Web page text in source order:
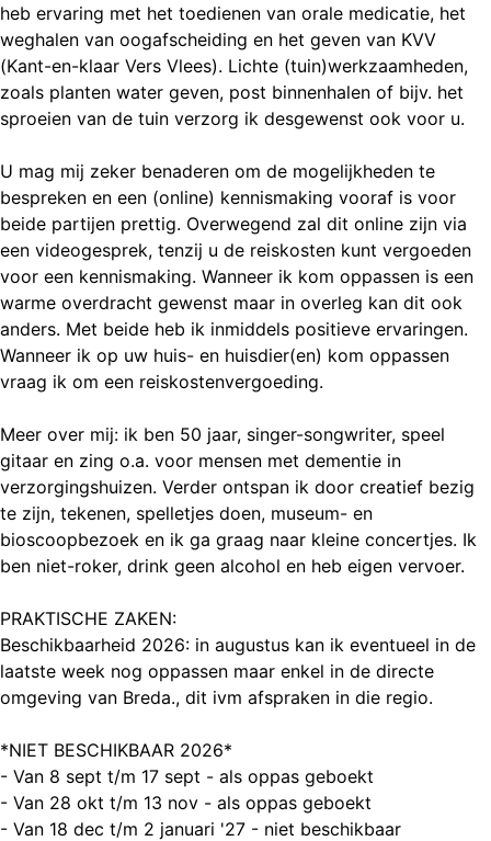
heb ervaring met het toedienen van orale medicatie, het
weghalen van oogafscheiding en het geven van KVV
(Kant-en-klaar Vers Vlees). Lichte (tuin)werkzaamheden,
zoals planten water geven, post binnenhalen of bijv. het
sproeien van de tuin verzorg ik desgewenst ook voor u.
U mag mij zeker benaderen om de mogelijkheden te
bespreken en een (online) kennismaking vooraf is voor
beide partijen prettig. Overwegend zal dit online zijn via
een videogesprek, tenzij u de reiskosten kunt vergoeden
voor een kennismaking. Wanneer ik kom oppassen is een
warme overdracht gewenst maar in overleg kan dit ook
anders. Met beide heb ik inmiddels positieve ervaringen.
Wanneer ik op uw huis- en huisdier(en) kom oppassen
vraag ik om een reiskostenvergoeding.
Meer over mij: ik ben 50 jaar, singer-songwriter, speel
gitaar en zing o.a. voor mensen met dementie in
verzorgingshuizen. Verder ontspan ik door creatief bezig
te zijn, tekenen, spelletjes doen, museum- en
bioscoopbezoek en ik ga graag naar kleine concertjes. Ik
ben niet-roker, drink geen alcohol en heb eigen vervoer.
PRAKTISCHE ZAKEN:
Beschikbaarheid 2026: in augustus kan ik eventueel in de
laatste week nog oppassen maar enkel in de directe
omgeving van Breda., dit ivm afspraken in die regio.
*NIET BESCHIKBAAR 2026*
- Van 8 sept t/m 17 sept - als oppas geboekt
- Van 28 okt t/m 13 nov - als oppas geboekt
- Van 18 dec t/m 2 januari '27 - niet beschikbaar